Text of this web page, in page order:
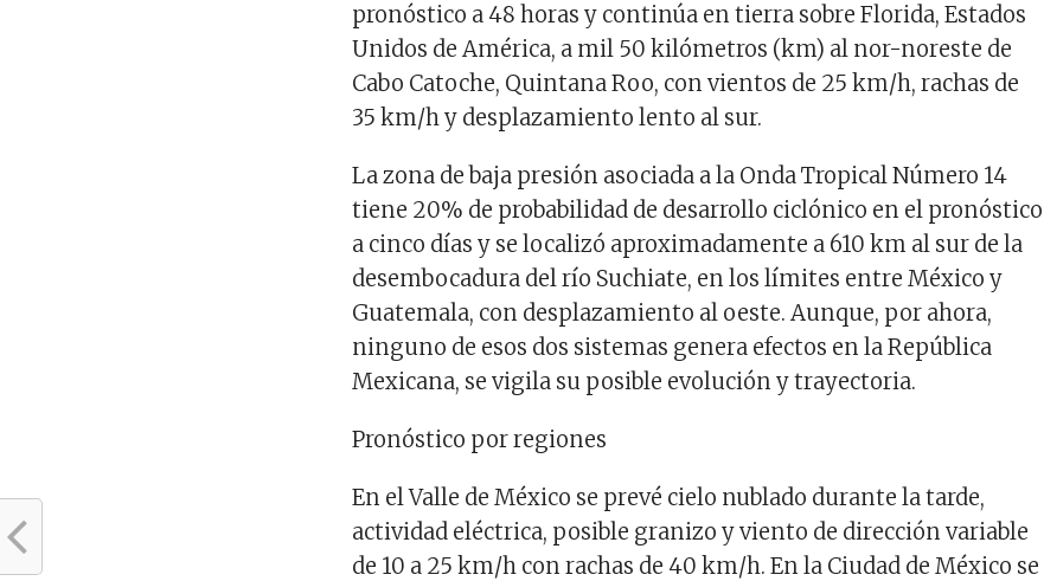
pronóstico a 48 horas y continúa en tierra sobre Florida, Estados
Unidos de América, a mil 50 kilómetros (km) al nor-noreste de
Cabo Catoche, Quintana Roo, con vientos de 25 km/h, rachas de
35 km/h y desplazamiento lento al sur.
La zona de baja presión asociada a la Onda Tropical Número 14
tiene 20% de probabilidad de desarrollo ciclónico en el pronóstico
a cinco días y se localizó aproximadamente a 610 km al sur de la
desembocadura del río Suchiate, en los límites entre México y
Guatemala, con desplazamiento al oeste. Aunque, por ahora,
ninguno de esos dos sistemas genera efectos en la República
Mexicana, se vigila su posible evolución y trayectoria.
Pronóstico por regiones
En el Valle de México se prevé cielo nublado durante la tarde,
actividad eléctrica, posible granizo y viento de dirección variable
de 10 a 25 km/h con rachas de 40 km/h. En la Ciudad de México se